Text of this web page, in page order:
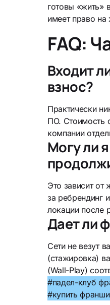
готовы «жить»
имеет право
FAQ:
Входит
взнос?
Практически
ПО. Стоимость
компании
Могу ли
Это зависит
за ребрендинг
локации после
Дает ли
Сети не везут
(стажировка)
(Wall-Play)
#падел-клуб
#купить